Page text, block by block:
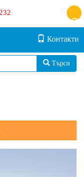
Контакти
Търси